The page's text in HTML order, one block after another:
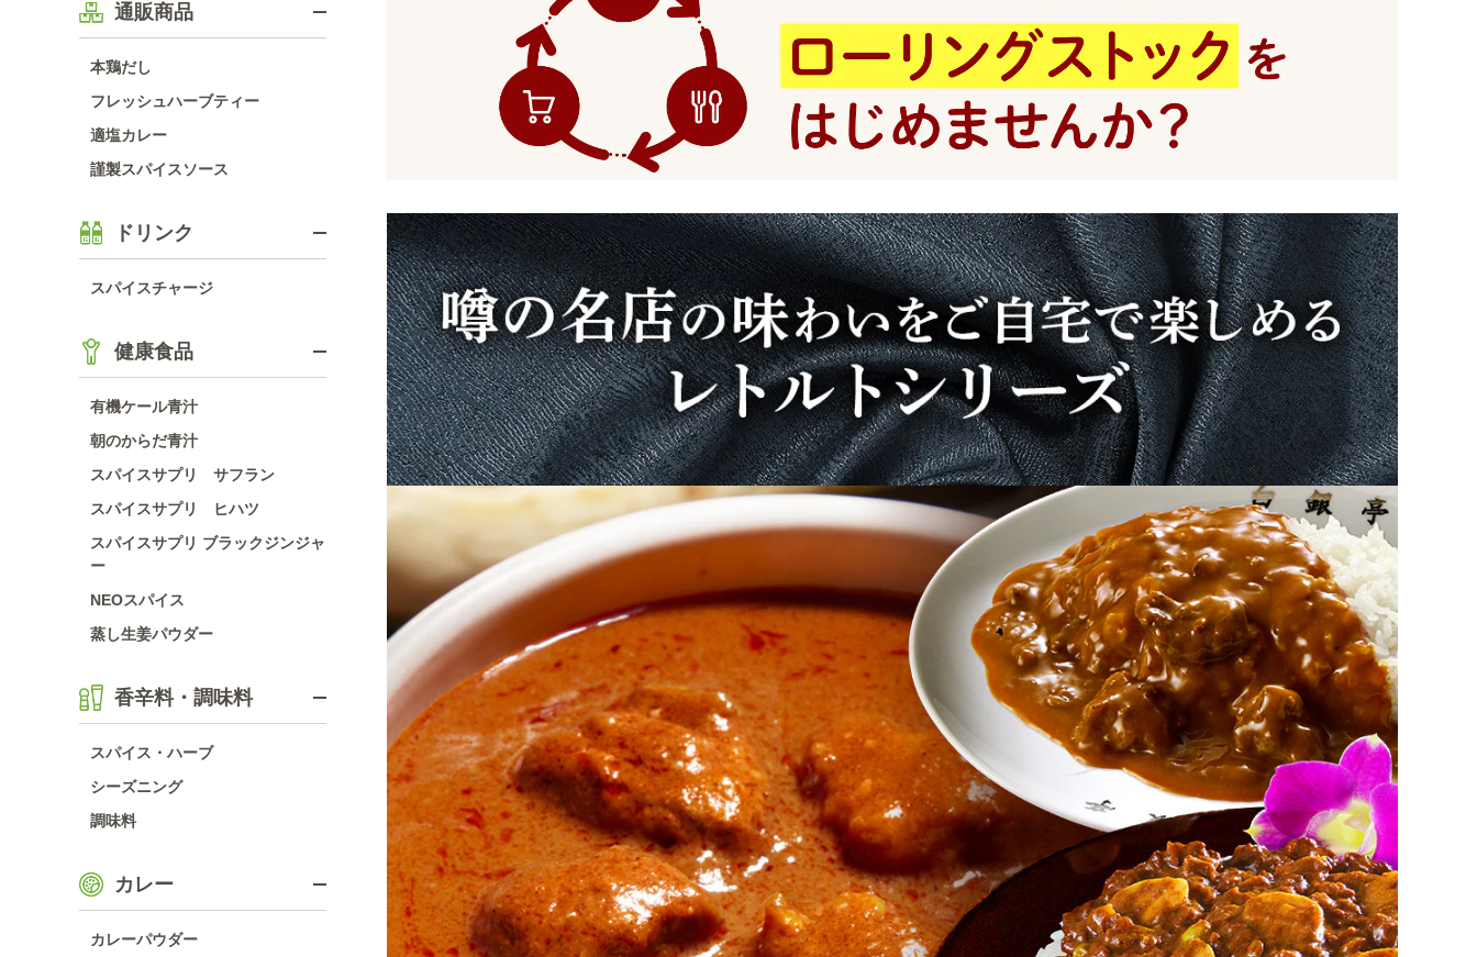
通販商品
本鶏だし
フレッシュハーブティー
適塩カレー
謹製スパイスソース
ドリンク
スパイスチャージ
健康食品
有機ケール青汁
朝のからだ青汁
スパイスサプリ サフラン
スパイスサプリ ヒハツ
スパイスサプリ ブラックジンジャ
ー
NEOスパイス
蒸し生姜パウダー
香辛料・調味料
スパイス・ハーブ
シーズニング
調味料
カレー
カレーパウダー